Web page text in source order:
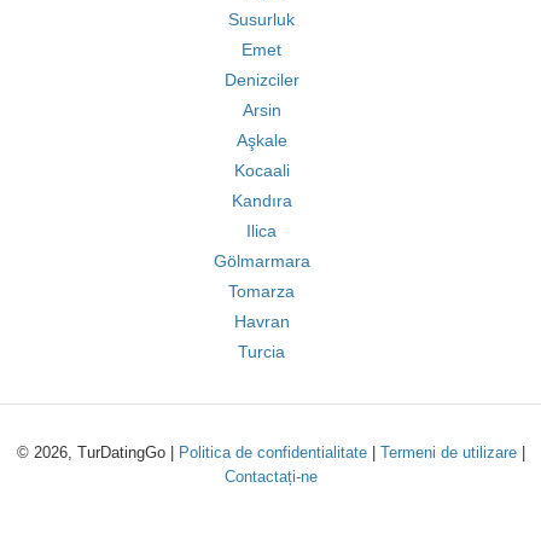
Susurluk
Emet
Denizciler
Arsin
Aşkale
Kocaali
Kandıra
Ilica
Gölmarmara
Tomarza
Havran
Turcia
© 2026, TurDatingGo | Politica de confidentialitate| Termeni de utilizare|
Contactați-ne